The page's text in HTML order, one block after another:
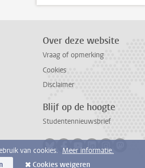
Over deze website
Vraag of opmerking
Cookies
Disclaimer
Blijf op de hoogte
Studentennieuwsbrief
van cookies. Meer informatie.
Cookies weigeren